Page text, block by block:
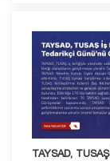
TAYSAD,